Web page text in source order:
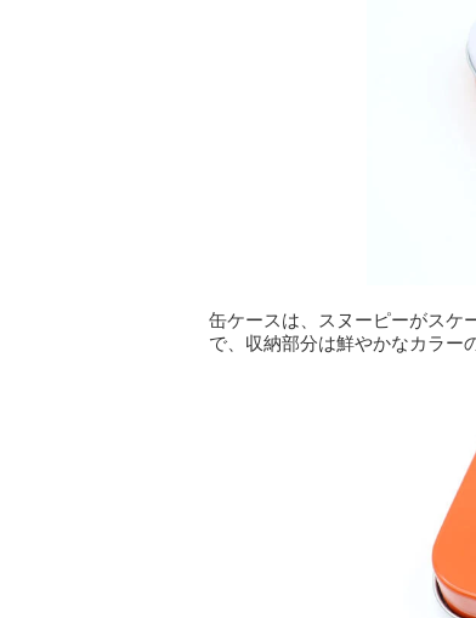
缶ケースは、スヌーピーがスケ
で、収納部分は鮮やかなカラー